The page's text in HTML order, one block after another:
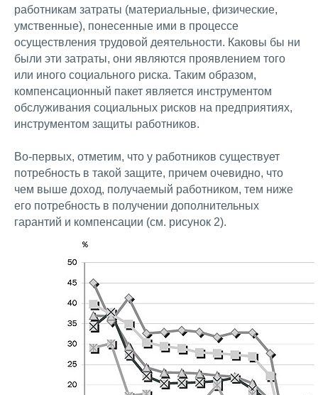
работникам затраты (материальные, физические,
умственные), понесенные ими в процессе
осуществления трудовой деятельности. Каковы бы ни
были эти затраты, они являются проявлением того
или иного социального риска. Таким образом,
компенсационный пакет является инструментом
обслуживания социальных рисков на предприятиях,
инструментом защиты работников.
Во-первых, отметим, что у работников существует
потребность в такой защите, причем очевидно, что
чем выше доход, получаемый работником, тем ниже
его потребность в получении дополнительных
гарантий и компенсации (см. рисунок 2).